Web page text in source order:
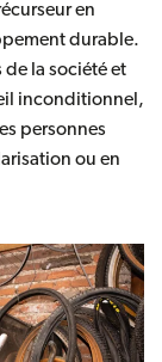
en
durable.
la société et
inconditionnel,
personnes
ou en